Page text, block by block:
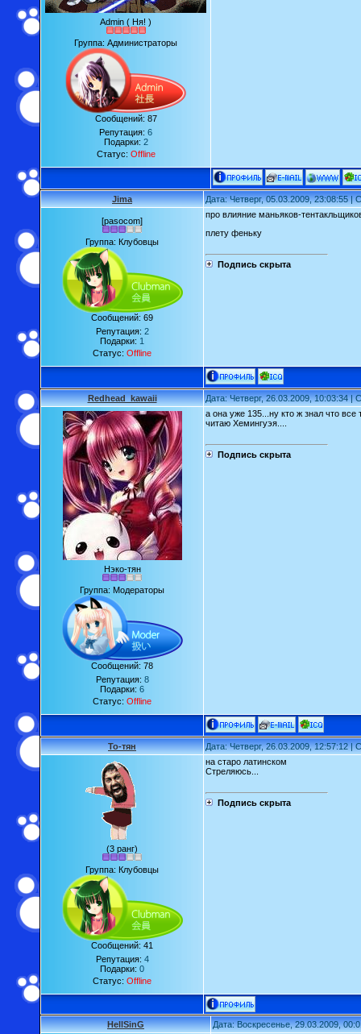
Admin ( Ня! )
Группа: Администраторы
Сообщений: 87
Репутация: 6
Подарки: 2
Статус: Offline
Jima Дата: Четверг, 05.03.2009, 23:08:55 |
[pasocom]
Группа: Клубовцы
Сообщений: 69
Репутация: 2
Подарки: 1
Статус: Offline
про влияние маньяков-
плету феньку
Подпись скрыта
Redhead_kawaii Дата: Четверг, 26.03.2009, 10:03:34 |
Нэко-тян
Группа: Модераторы
Сообщений: 78
Репутация: 8
Подарки: 6
Статус: Offline
а она уже 135...ну кто ж знал что все
читаю Хемингуэя....
Подпись скрыта
То-тян Дата: Четверг, 26.03.2009, 12:57:12 |
(3 ранг)
Группа: Клубовцы
Сообщений: 41
Репутация: 4
Подарки: 0
Статус: Offline
на старо латинском
Стреляюсь...
Подпись скрыта
HellSinG Дата: Воскресенье, 29.03.2009,